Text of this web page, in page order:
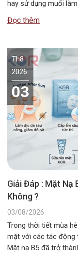
hay sử dụng muối
các dòng mỹ phẩm
Đọc thêm
Th8
2026
03
Giải Đáp : Mặt Nạ
Không ?
03/08/2026
Trong thời tiết mùa
mặt với các tác động
Mặt nạ B5 đã trở